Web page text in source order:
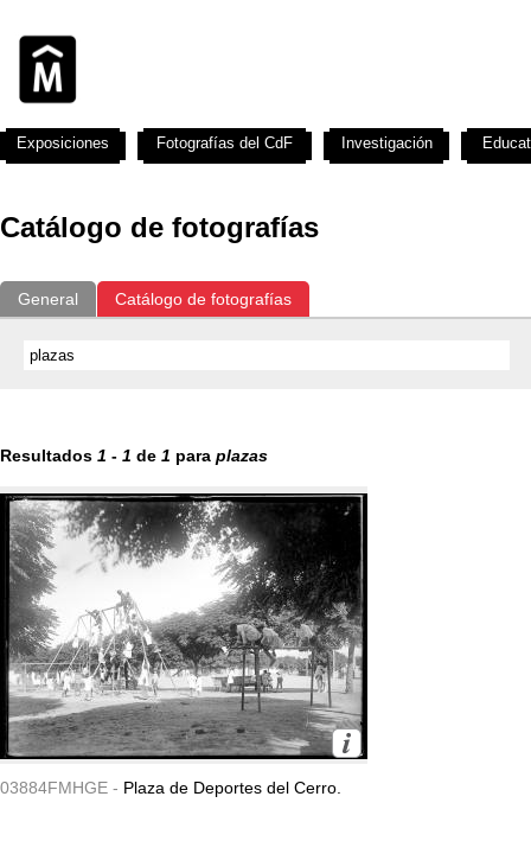
Catálogo de fotografías
General Catálogo de fotografías
Resultados 1 - 1 de 1 para plazas
03884FMHGE - Plaza de Deportes del Cerro.
Exposiciones Fotografías del CdF Investigación